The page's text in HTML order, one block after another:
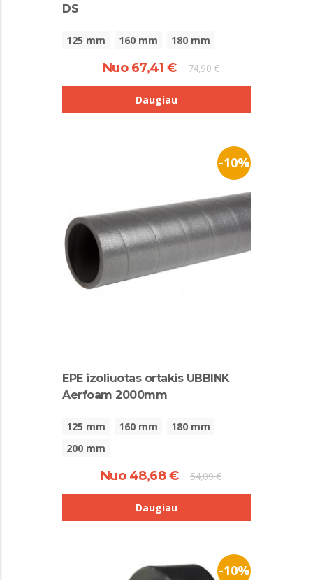
DS
125 mm 160 mm 180 mm
Nuo 67,41 € 74,90 €
Daugiau
-10%
EPE izoliuotas ortakis UBBINK
Aerfoam 2000mm
125 mm 160 mm
180 mm
200 mm
Nuo 48,68 € 54,09 €
Daugiau
-10%